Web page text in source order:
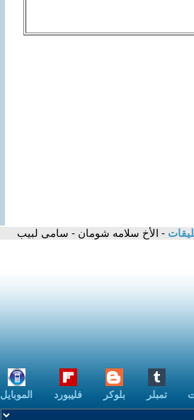
- الأخ سلامه شومان - سامى لبيب
تمبلر بلوكر فليبورد الموبايل